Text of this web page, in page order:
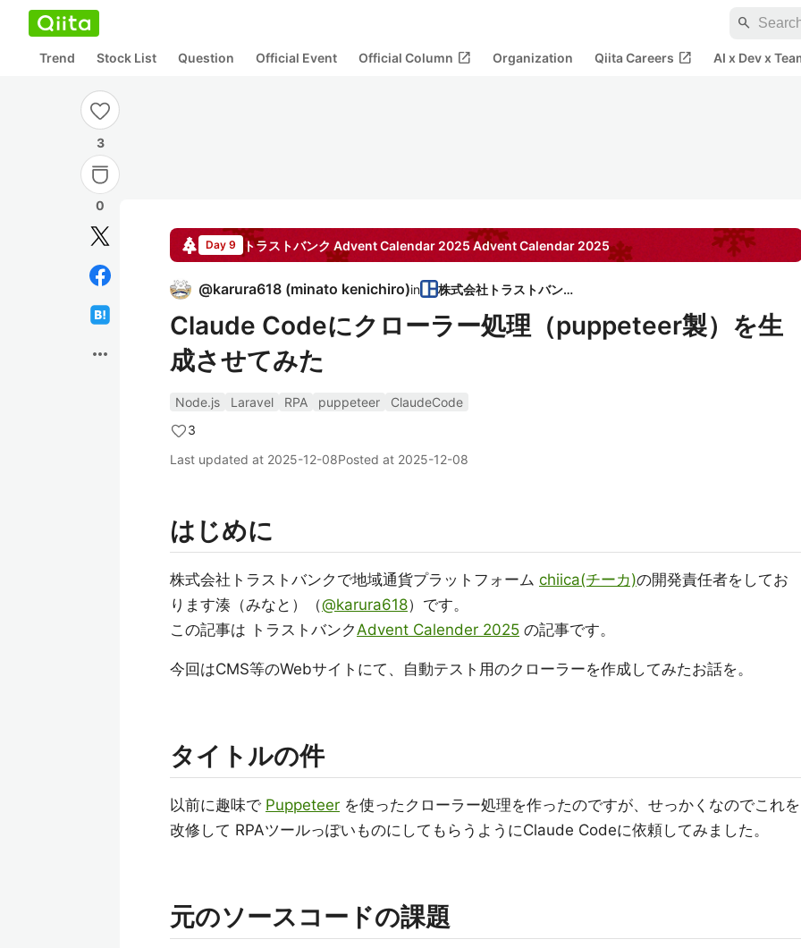
search
Trend Stock List Question Official Event Official Column open_in_new Organization Qiita Careers open_in_new AI x Dev x
3
0
more_horiz
Day 9 トラストバンク Advent Calendar 2025 Advent Calendar 2025
@karura618 (minato kenichiro)in 株式会社トラストバンク
Claude Codeにクローラー処理（puppeteer製）を生
成させてみた
Node.js Laravel RPA puppeteer
ClaudeCode
3
Last updated at 2025-12-08Posted at 2025-12-08
はじめに
株式会社トラストバンクで地域通貨プラットフォーム chiica(チーカ)の開発責任者をしてお
ります湊（みなと）（@karura618）です。
この記事は トラストバンクAdvent Calender 2025 の記事です。
今回はCMS等のWebサイトにて、自動テスト用のクローラーを作成してみたお話を。
タイトルの件
以前に趣味で Puppeteer を使ったクローラー処理を作ったのですが、せっかくなのでこれを
改修して RPAツールっぽいものにしてもらうようにClaude Codeに依頼してみました。
元のソースコードの課題